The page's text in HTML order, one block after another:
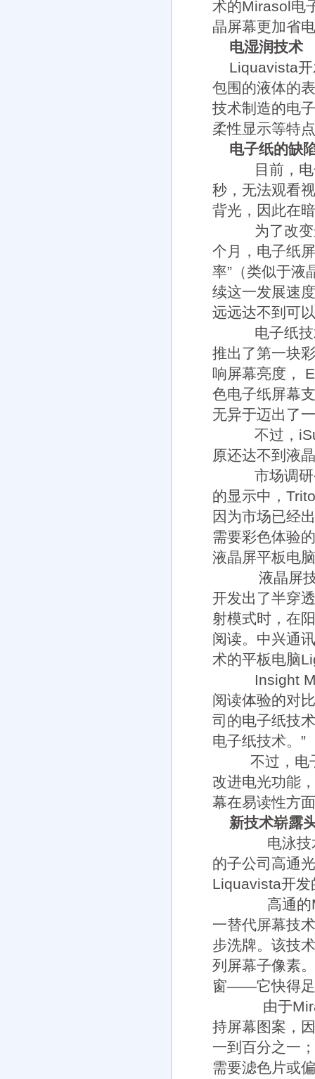
术的Mirasol电
晶屏幕更加省
电湿润技术
Liquavista
包围的液体的
技术制造的电
柔性显示等特
电子纸的缺
目前，电
秒，无法观看
背光，因此在
为了改变
个月，电子纸
率”（类似于液
续这一发展速
远远达不到可
电子纸技
推出了第一块
响屏幕亮度，
色电子纸屏幕
无异于迈出了
不过，
原还达不到液
市场调研
的显示中，
因为市场已经
需要彩色体验
液晶屏平板电
液晶屏技
开发出了半穿
射模式时，在
阅读。中兴通
术的平板电脑
Insight
阅读体验的对
司的电子纸技
电子纸技术。”
不过，电
改进电光功能
幕在易读性方
新技术崭露
电泳技术
的子公司高通
Liquavista开发
高通的
一替代屏幕技
步洗牌。该技
列屏幕子像素
窗——它快得足
由于
持屏幕图案，
一到百分之一
需要滤色片或